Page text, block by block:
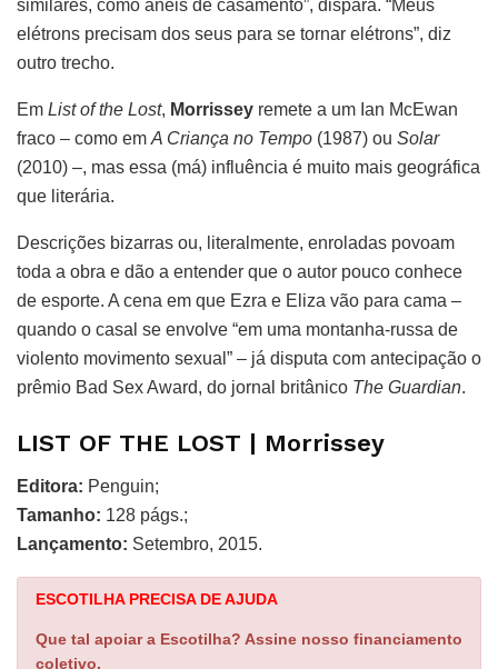
similares, como anéis de casamento”, dispara. “Meus
elétrons precisam dos seus para se tornar elétrons”, diz
outro trecho.
Em List of the Lost, Morrissey remete a um Ian McEwan
fraco – como emA Criança no Tempo (1987) ou Solar
(2010) –, mas essa (má) influência é muito mais geográfica
que literária.
Descrições bizarras ou, literalmente, enroladas povoam
toda a obra e dão a entender que o autor pouco conhece
de esporte. A cena em que Ezra e Eliza vão para cama –
quando o casal se envolve “em uma montanha-russa de
violento movimento sexual” – já disputa com antecipação o
prêmio Bad Sex Award, do jornal britânico The Guardian.
LIST OF THE LOST | Morrissey
Editora: Penguin;
Tamanho: 128 págs.;
Lançamento: Setembro, 2015.
ESCOTILHA PRECISA DE AJUDA
Que tal apoiar a Escotilha? Assine nosso financiamento
coletivo.